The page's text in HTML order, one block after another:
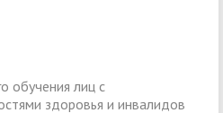
обучения лиц с
здоровья и инвалидов